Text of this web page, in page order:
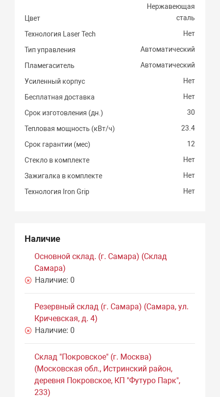
Цвет
Нержавеющая
сталь
Технология Laser Tech Нет
Тип управления Автоматический
Пламегаситель Автоматический
Усиленный корпус Нет
Бесплатная доставка Нет
Срок изготовления (дн.) 30
Тепловая мощность (кВт/ч) 23.4
Срок гарантии (мес) 12
Стекло в комплекте Нет
Зажигалка в комплекте Нет
Технология Iron Grip Нет
Наличие
Основной склад. (г. Самара) (Склад
Самара)
Наличие: 0
Резервный склад (г. Самара) (Самара, ул.
Кричевская, д. 4)
Наличие: 0
Склад "Покровское" (г. Москва)
(Московская обл., Истринский район,
деревня Покровское, КП "Футуро Парк",
233)